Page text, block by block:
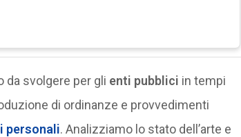
da svolgere per gli enti pubblici in tempi
di ordinanze e provvedimenti
personali. Analizziamo lo stato dell’arte e